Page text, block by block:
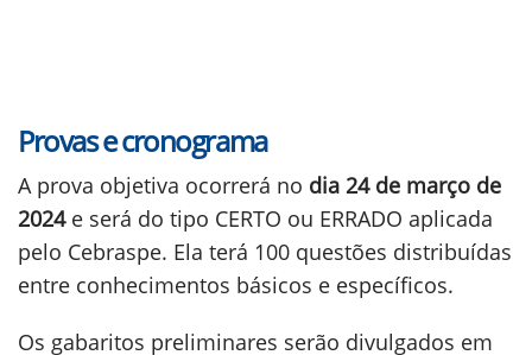
Provas e cronograma
A prova objetiva ocorrerá no dia 24 de março de
2024e será do tipo CERTO ou ERRADO aplicada
pelo Cebraspe. Ela terá 100 questões distribuídas
entre conhecimentos básicos e específicos.
Os gabaritos preliminares serão divulgados em